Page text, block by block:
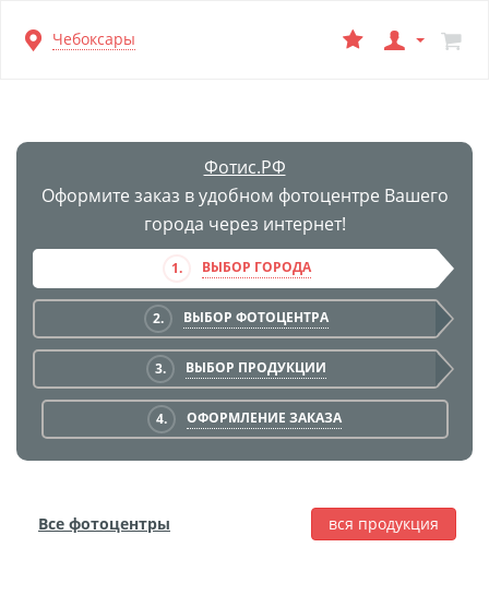
Перейти
к
Чебоксары
Фотис.РФ
Оформите заказ в удобном фотоцентре Вашего
города через интернет!
1. ВЫБОР ГОРОДА
2. ВЫБОР ФОТОЦЕНТРА
3. ВЫБОР ПРОДУКЦИИ
4. ОФОРМЛЕНИЕ ЗАКАЗА
Все фотоцентры
вся продукция